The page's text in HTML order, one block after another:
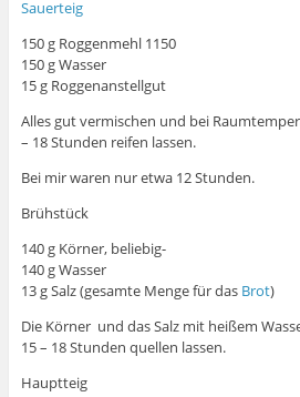
Sauerteig
150 g Roggenmehl 1150
150 g Wasser
15 g Roggenanstellgut
Alles gut vermischen und bei
– 18 Stunden reifen lassen.
Bei mir waren nur etwa 12 Stunden.
Brühstück
140 g Körner, beliebig-
140 g Wasser
13 g Salz (gesamte Menge für das Brot)
Die Körner und das Salz mit heißem
15 – 18 Stunden quellen lassen.
Hauptteig